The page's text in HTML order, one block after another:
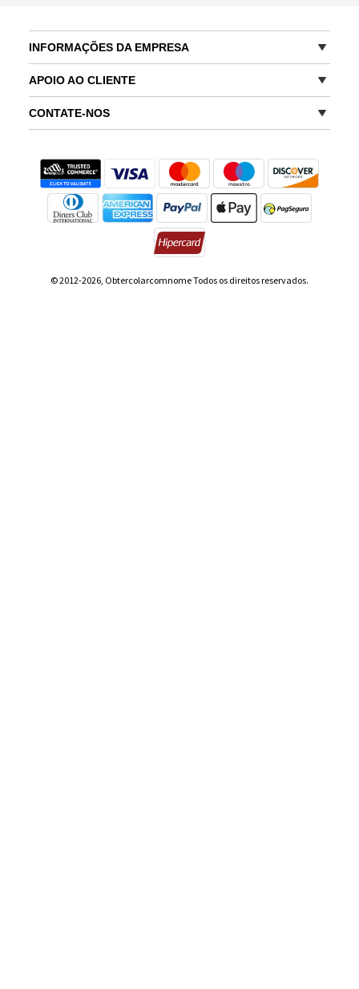
INFORMAÇÕES DA EMPRESA
APOIO AO CLIENTE
CONTATE-NOS
© 2012-2026, Obtercolarcomnome Todos os direitos reservados.